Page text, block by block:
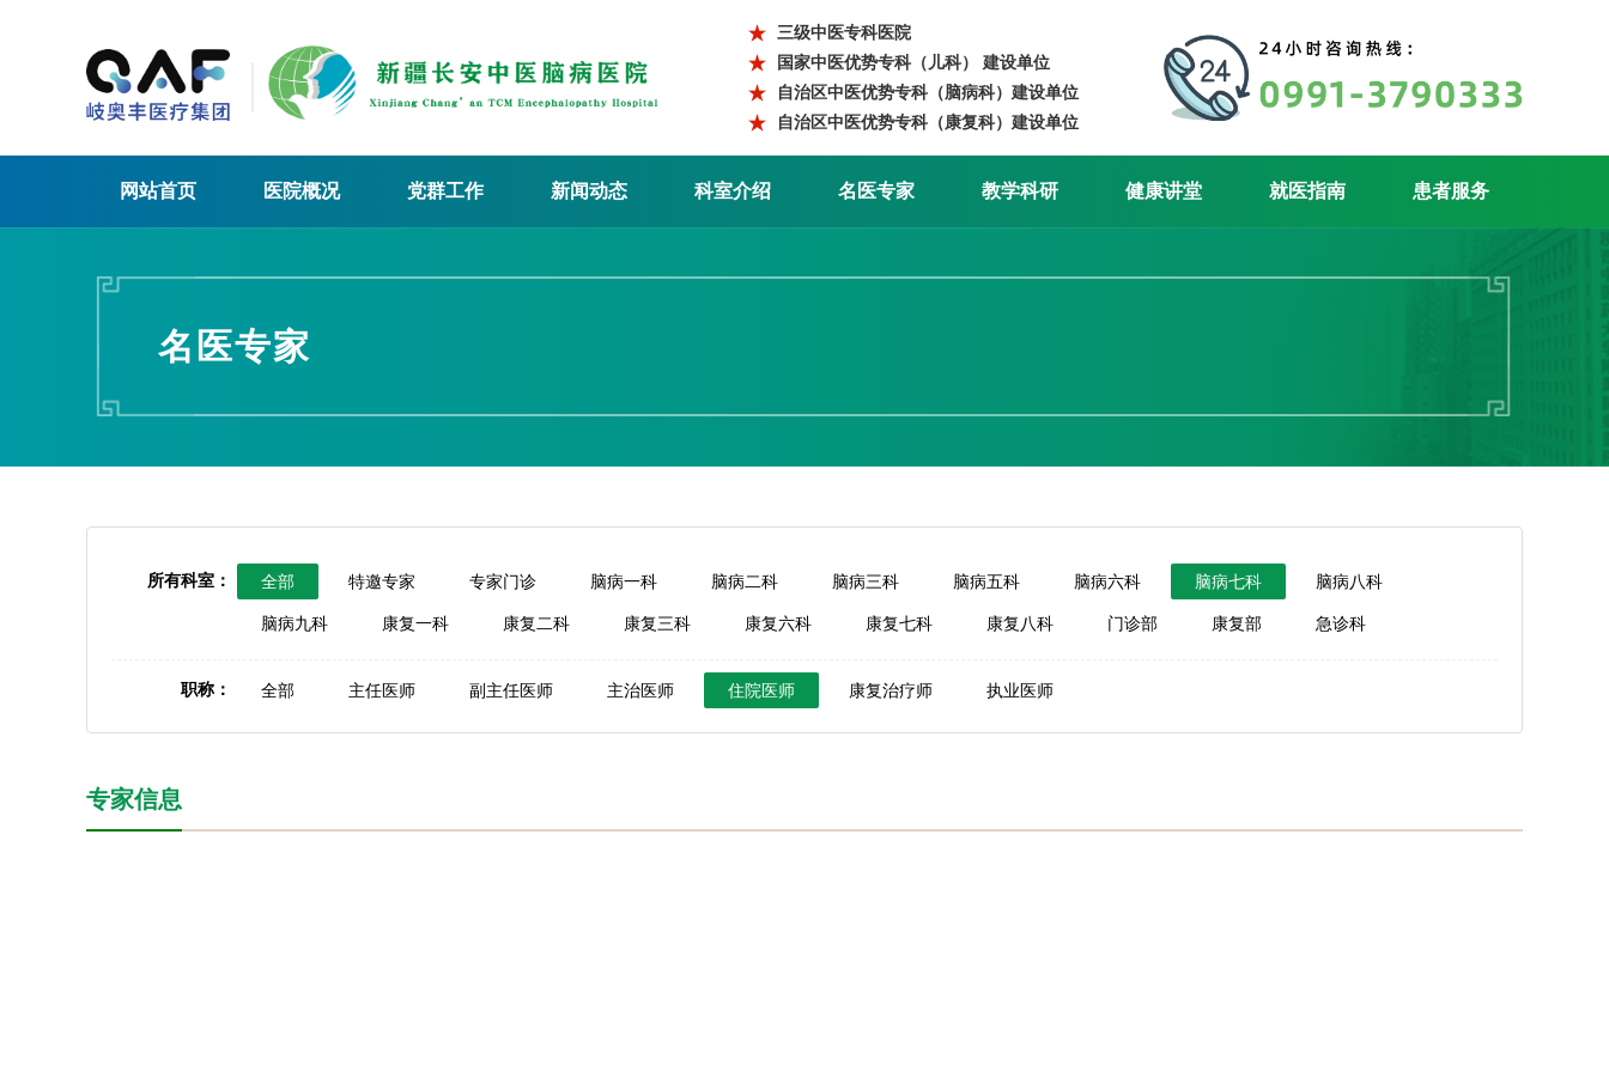
三级中医专科医院
国家中医优势专科（儿科） 建设单位
自治区中医优势专科（脑病科）建设单位
自治区中医优势专科（康复科）建设单位
网站首页 医院概况 党群工作 新闻动态 科室介绍 名医专家 教学科研 健康讲堂 就医指南 患者服务
名医专家
所有科室： 全部 特邀专家 专家门诊 脑病一科 脑病二科 脑病三科 脑病五科 脑病六科 脑病七科 脑病八科
脑病九科 康复一科 康复二科 康复三科 康复六科 康复七科 康复八科 门诊部 康复部 急诊科
职称： 全部 主任医师 副主任医师 主治医师 住院医师 康复治疗师 执业医师
专家信息